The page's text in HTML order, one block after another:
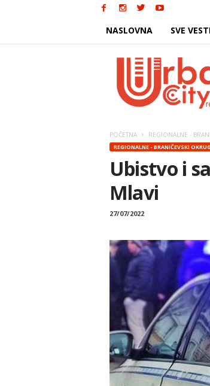
NASLOVNA SVE
POČETNA REGIONALNE -
REGIONALNE - BRANIČEVSKI OKRUG
Ubistvo i
Mlavi
27/07/2022